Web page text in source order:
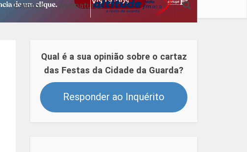
Eventos Assinaturas
Qual é a sua opinião sobre o cartaz
das Festas da Cidade da Guarda?
Responder ao Inquérito